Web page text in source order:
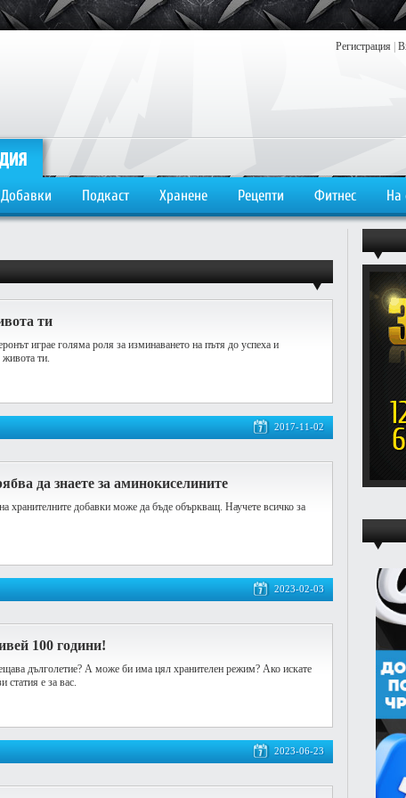
Регистрация
Подкаст Хранене Рецепти Фитнес На
ти
играе голяма роля за изминаването на пътя до успеха и
живота ти.
2017-11-02
да знаете за аминокиселините
хранителните добавки може да бъде объркващ. Научете всичко за
2023-02-03
100 години!
дълголетие? А може би има цял хранителен режим? Ако искате
статия е за вас.
2023-06-23